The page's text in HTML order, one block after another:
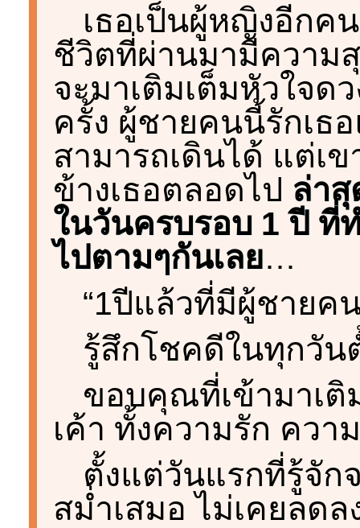
เธอเป็นผู้หญิงอีกค
ชีวิตที่ผ่านมามีความ
จะมาเติมเต็มหัวใจด
ครั้ง ผู้ชายคนนี้รักเธ
สามารถเดินได้ แต่เ
ข้างเธอตลอดไป ล่า
ในวันครบรอบ 1 ปี ที่
ไปตามๆกันเลย…
“1ปีแล้วที่มีผู้ชายค
รู้สึกโชคดีในทุกวัน
ขอบคุณที่เข้ามาเติ
เค้า ทั้งความรัก ควา
ตั้งแต่วันแรกที่รู้จัก
สม่ำเสมอ ไม่เคยลดล